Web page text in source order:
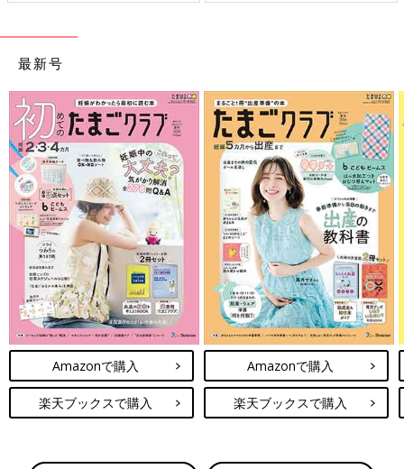
最新号
Amazonで購入
楽天ブックスで購入
Amazonで購入
楽天ブックスで購入